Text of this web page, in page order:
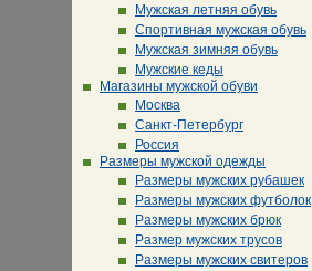
Мужская летняя обувь
Спортивная мужская обувь
Мужская зимняя обувь
Мужские кеды
Магазины мужской обуви
Москва
Санкт-Петербург
Россия
Размеры мужской одежды
Размеры мужских рубашек
Размеры мужских футболок
Размеры мужских брюк
Размер мужских трусов
Размеры мужских свитеров